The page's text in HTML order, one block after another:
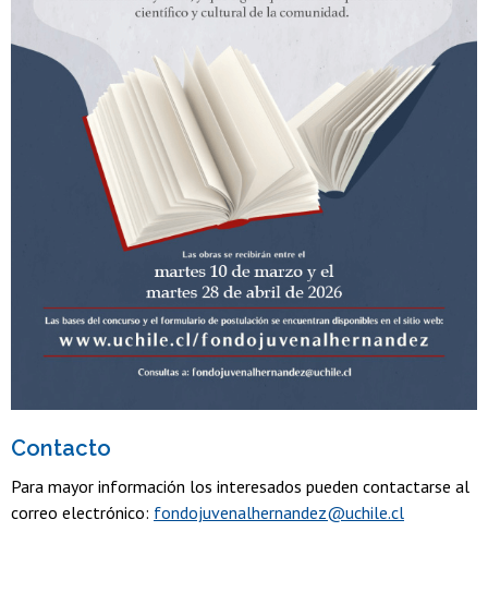
Contacto
Para mayor información los interesados pueden contactarse al
correo electrónico: fondojuvenalhernandez@uchile.cl